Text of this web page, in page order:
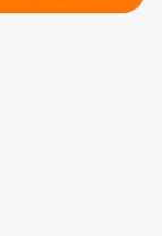
selon son humeur >